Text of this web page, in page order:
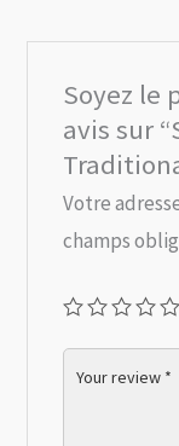
Soyez le
avis sur
Votre
champs